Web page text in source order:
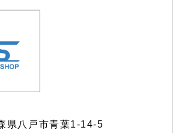
八戸市青葉1-14-5